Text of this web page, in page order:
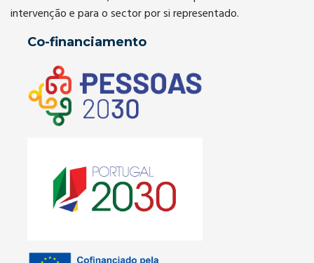
intervenção e para o sector por si representado.
Co-financiamento